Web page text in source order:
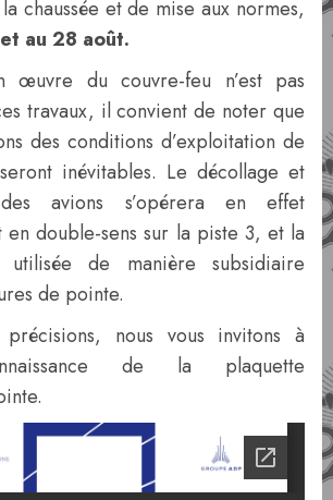
chaussée et de mise aux normes,
au 28 août.
du couvre-feu n’est pas
travaux, il convient de noter que
des conditions d’exploitation de
inévitables. Le décollage et
des avions s’opérera en effet
double-sens sur la piste 3, et la
de manière subsidiaire
de pointe.
nous vous invitons à
de la plaquette